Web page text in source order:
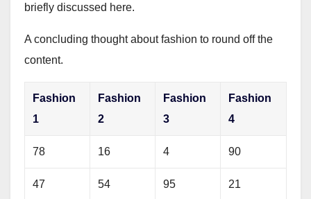
briefly discussed here.
A concluding thought about fashion to round off the
content.
Fashion
1
Fashion
2
Fashion
3
Fashion
4
78 16 4 90
47 54 95 21